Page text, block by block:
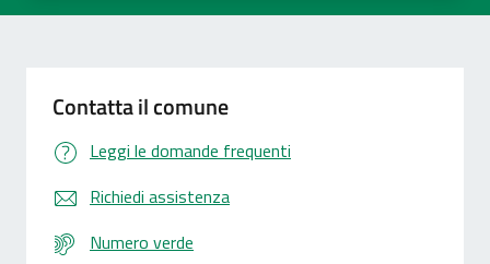
Contatta il comune
Leggi le domande frequenti
Richiedi assistenza
Numero verde